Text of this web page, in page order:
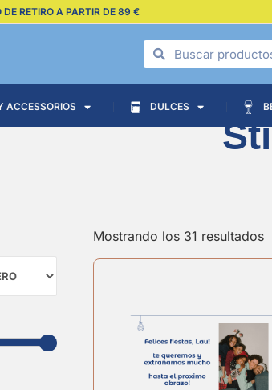
RETIRO A PARTIR DE 89 €
ACCESSORIOS DULCES
Price
Price
Mostrando los 31 resultados